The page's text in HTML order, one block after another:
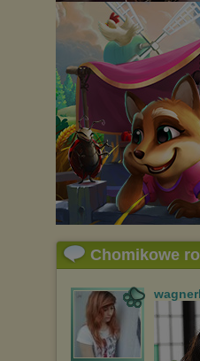
Chomikowe